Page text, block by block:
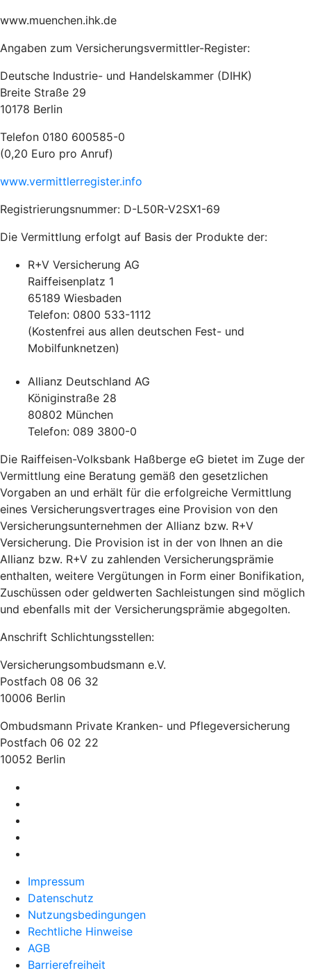
www.muenchen.ihk.de
Angaben zum Versicherungsvermittler-Register:
Deutsche Industrie- und Handelskammer (DIHK)
Breite Straße 29
10178 Berlin
Telefon 0180 600585-0
(0,20 Euro pro Anruf)
www.vermittlerregister.info
Registrierungsnummer: D-L50R-V2SX1-69
Die Vermittlung erfolgt auf Basis der Produkte der:
R+V Versicherung AG
Raiffeisenplatz 1
65189 Wiesbaden
Telefon: 0800 533-1112
(Kostenfrei aus allen deutschen Fest- und
Mobilfunknetzen)
Allianz Deutschland AG
Königinstraße 28
80802 München
Telefon: 089 3800-0
Die Raiffeisen-Volksbank Haßberge eG bietet im Zuge der
Vermittlung eine Beratung gemäß den gesetzlichen
Vorgaben an und erhält für die erfolgreiche Vermittlung
eines Versicherungsvertrages eine Provision von den
Versicherungsunternehmen der Allianz bzw. R+V
Versicherung. Die Provision ist in der von Ihnen an die
Allianz bzw. R+V zu zahlenden Versicherungsprämie
enthalten, weitere Vergütungen in Form einer Bonifikation,
Zuschüssen oder geldwerten Sachleistungen sind möglich
und ebenfalls mit der Versicherungsprämie abgegolten.
Anschrift Schlichtungsstellen:
Versicherungsombudsmann e.V.
Postfach 08 06 32
10006 Berlin
Ombudsmann Private Kranken- und Pflegeversicherung
Postfach 06 02 22
10052 Berlin
Impressum
Datenschutz
Nutzungsbedingungen
Rechtliche Hinweise
AGB
Barrierefreiheit